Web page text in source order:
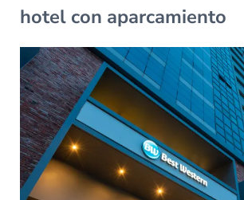
hotel con aparcamiento